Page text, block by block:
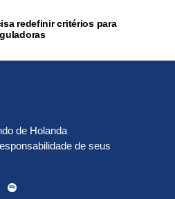
redefinir critérios para
de Holanda
de seus